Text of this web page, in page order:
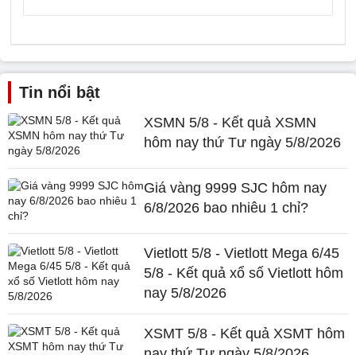
Tin nổi bật
XSMN 5/8 - Kết quả XSMN
hôm nay thứ Tư ngày 5/8/2026
Giá vàng 9999 SJC hôm nay
6/8/2026 bao nhiêu 1 chỉ?
Vietlott 5/8 - Vietlott Mega 6/45
5/8 - Kết quả xổ số Vietlott hôm
nay 5/8/2026
XSMT 5/8 - Kết quả XSMT hôm